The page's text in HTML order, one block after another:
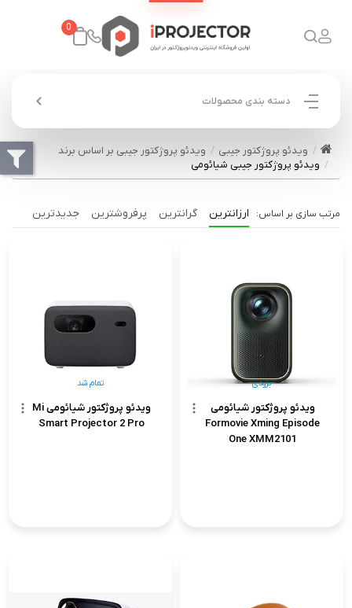
0
دسته بندی محصولات
ویدئو پروژکتور جیبی
ویدئو پروژکتور جیبی بر اساس برند
ویدئو پروژکتور جیبی شیائومی
ارزانترین گرانترین پرفروشترین جدیدترین
ویدئو پروژکتور شیائومی
Formovie Xming Episode
One XMM2101
بزودی
ویدئو پروژکتور شیائومی Mi
Smart Projector 2 Pro
تمام شد